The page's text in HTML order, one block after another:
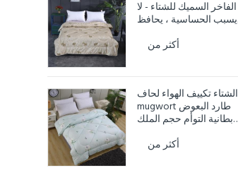
الفاخر السميك للشتاء - لا
يسبب الحساسية ، يحافظ
أكثر من
الشتاء تكييف الهواء لحاف
mugwort طارد البعوض
بطانية التوأم حجم الملك
أكثر من